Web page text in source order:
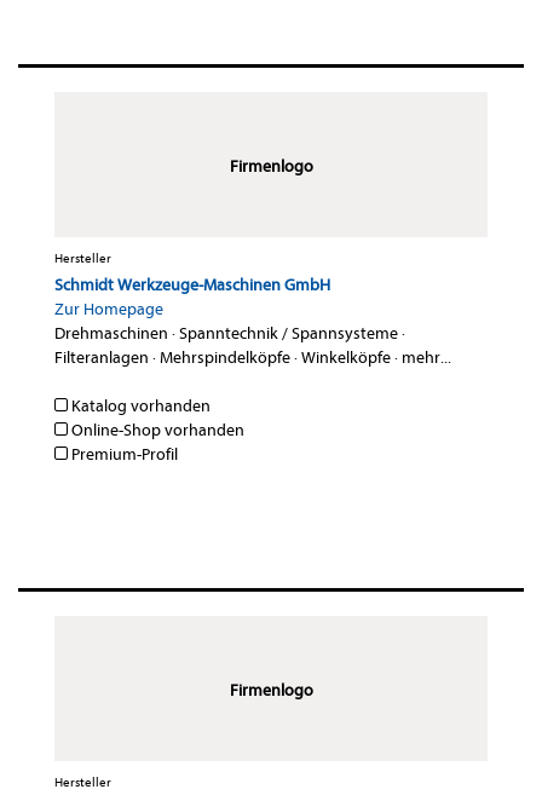
Firmenlogo
Hersteller
Schmidt Werkzeuge-Maschinen GmbH
Zur Homepage
Drehmaschinen ·Spanntechnik / Spannsysteme·
Filteranlagen ·Mehrspindelköpfe·Winkelköpfe· mehr...
Katalog vorhanden
Online-Shop vorhanden
Premium-Profil
Firmenlogo
Hersteller